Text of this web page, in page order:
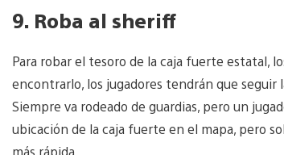
9. Roba al sheriff
Para robar el tesoro de la caja fuerte estatal,
encontrarlo, los jugadores tendrán que seguir
Siempre va rodeado de guardias, pero un
ubicación de la caja fuerte en el mapa, pero
más rápida.